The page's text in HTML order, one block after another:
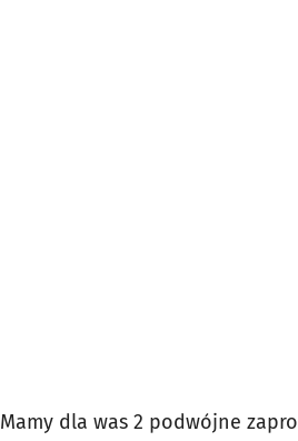
Mamy dla was 2 podwójne